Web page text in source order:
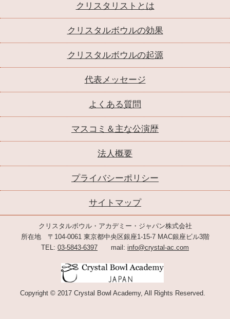
クリスタリストとは
クリスタルボウルの効果
クリスタルボウルの起源
代表メッセージ
よくある質問
マスコミ＆主な公演歴
法人概要
プライバシーポリシー
サイトマップ
クリスタルボウル・アカデミー・ジャパン株式会社
所在地 〒104-0061 東京都中央区銀座1-15-7 MAC銀座ビル3階
TEL: 03-5843-6397 mail: info@crystal-ac.com
Copyright © 2017 Crystal Bowl Academy, All Rights Reserved.